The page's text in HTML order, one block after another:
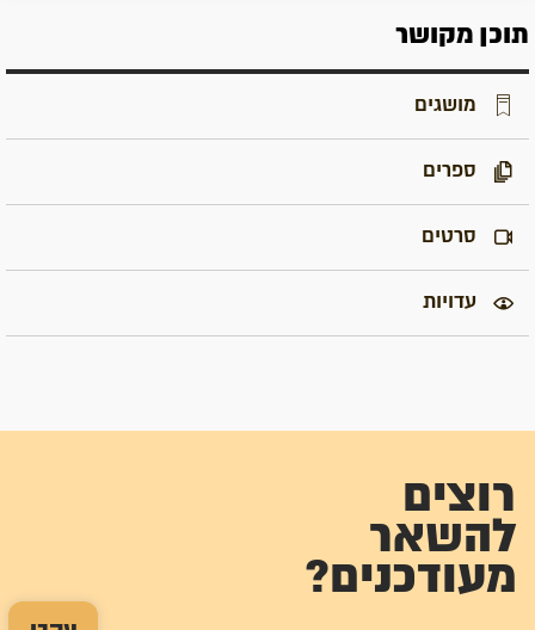
תוכן מקושר
מושגים
ספרים
סרטים
עדויות
רוצים
להשאר
מעודכנים?